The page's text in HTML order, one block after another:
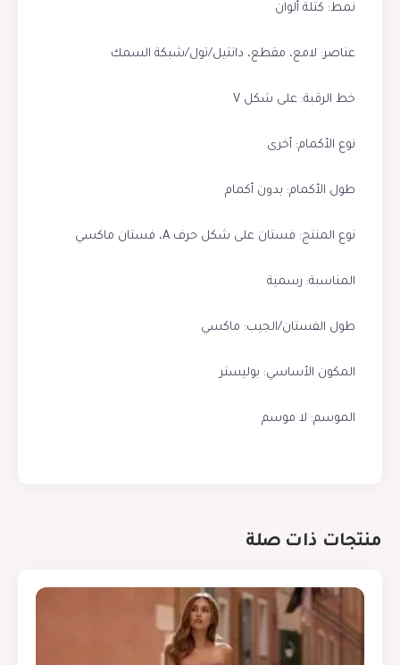
نمط: كتلة ألوان
عناصر: لامع، مقطع، دانتيل/تول/شبكة السمك
خط الرقبة: على شكل V
نوع الأكمام: أخرى
طول الأكمام: بدون أكمام
نوع المنتج: فستان على شكل حرف A، فستان ماكسي
المناسبة: رسمية
طول الفستان/الجيب: ماكسي
المكون الأساسي: بوليستر
الموسم: لا موسم
منتجات ذات صلة